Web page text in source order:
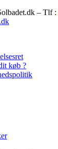
– Tlf :
køb ?